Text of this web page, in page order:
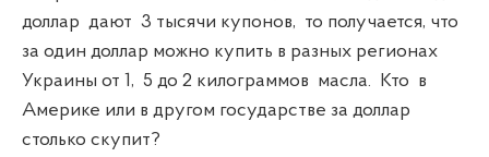
доллар дают 3 тысячи купонов, то получается, что
за один доллар можно купить в разных регионах
Украины от 1, 5 до 2 килограммов масла. Кто в
Америке или в другом государстве за доллар
столько скупит?